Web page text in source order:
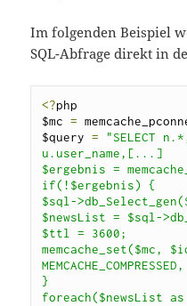
Im folgenden Beispiel
SQL-Abfrage direkt in
<?php
$mc =
$query =
"SELECT
u.user_name,[...]
$ergebnis =
if(!$ergebnis) {
$sql-
$newsList = $sql-
$ttl = 3600;
memcache_set($mc,
}
foreach($newsList as